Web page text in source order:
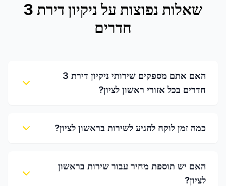
שאלות נפוצות על
ניקיון דירת 3
חדרים
האם אתם מספקים שירותי ניקיון דירת 3
חדרים בכל אזורי ראשון לציון?
כמה זמן לוקח להגיע לשירות בראשון לציון?
האם יש תוספת מחיר עבור שירות בראשון
לציון?